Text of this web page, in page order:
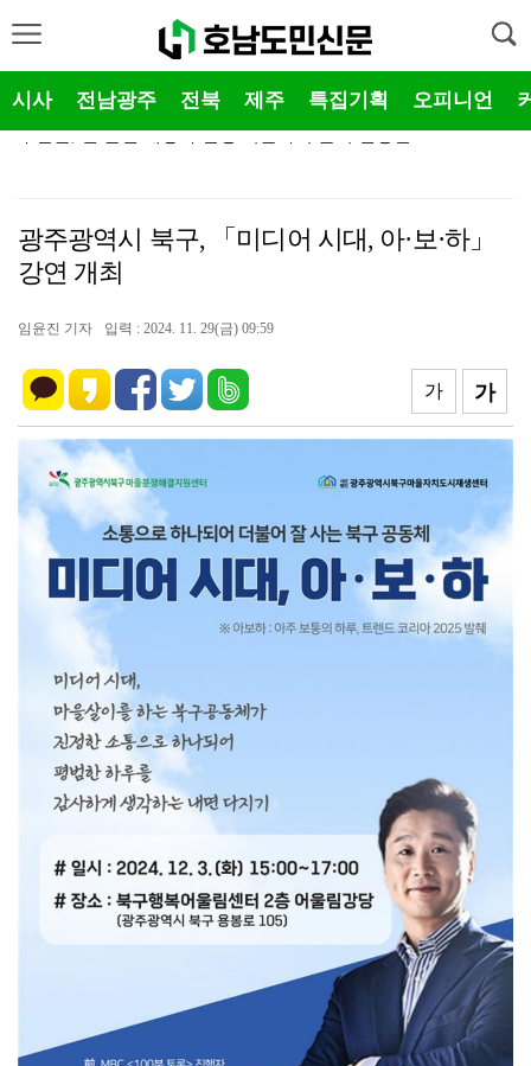
시사 전남광주 전북 제주 특집기획 오피니언
진안군, '2026 퐁당퐁당 족욕소풍' 「빠망이의 힐링…
장수군, 방문진료 확대운영 의료돌봄 통합안전망 강화
장수군, 외국인 계절근로자 이동출입국 서비스 운영
장수군, 기록적인 폭염 속 취약 어르신 돌봄 안전망 강…
익산시, 청소년동반자 사업 운영
부안군, 전 군민 대상 부안형 기본사회 준비 민생안정지…
광주광역시 북구, 「미디어 시대, 아·보·하」
강연 개최
임윤진 기자 입력 : 2024. 11. 29(금) 09:59
가
가